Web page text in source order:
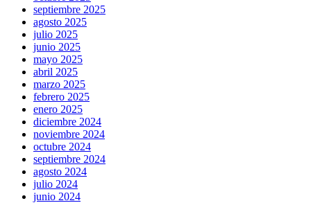
septiembre 2025
agosto 2025
julio 2025
junio 2025
mayo 2025
abril 2025
marzo 2025
febrero 2025
enero 2025
diciembre 2024
noviembre 2024
octubre 2024
septiembre 2024
agosto 2024
julio 2024
junio 2024